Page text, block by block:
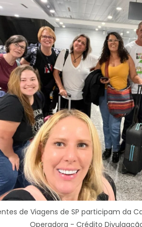
de Viagens de SP participam da
Operadora - Crédito